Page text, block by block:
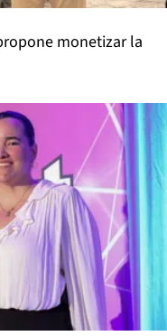
monetizar la